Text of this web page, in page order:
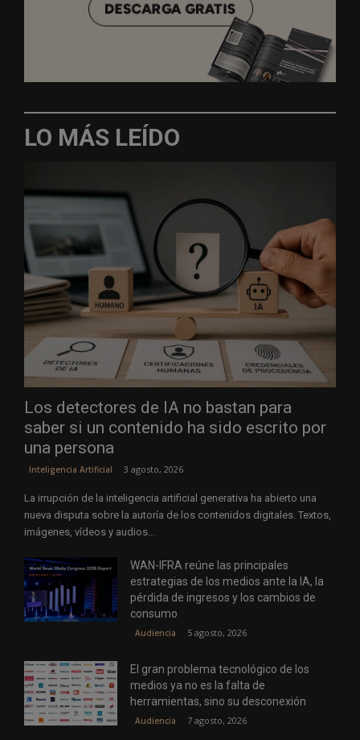
LO MÁS LEÍDO
Los detectores de IA no bastan para
saber si un contenido ha sido escrito por
una persona
Inteligencia Artificial 3 agosto, 2026
La irrupción de la inteligencia artificial generativa ha abierto una
nueva disputa sobre la autoría de los contenidos digitales. Textos,
imágenes, vídeos y audios...
WAN-IFRA reúne las principales
estrategias de los medios ante la IA, la
pérdida de ingresos y los cambios de
consumo
Audiencia 5 agosto, 2026
El gran problema tecnológico de los
medios ya no es la falta de
herramientas, sino su desconexión
Audiencia 7 agosto, 2026